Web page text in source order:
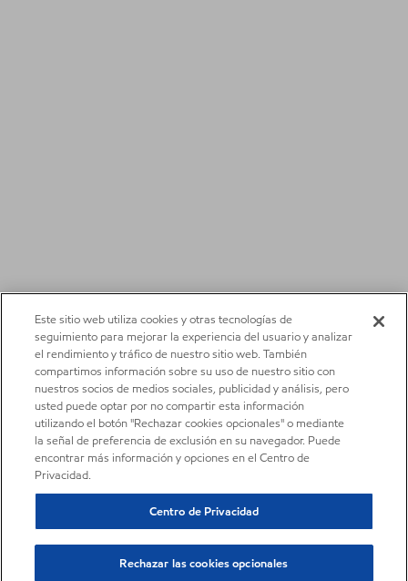
Este sitio web utiliza cookies y otras tecnologías de
seguimiento para mejorar la experiencia del usuario y analizar
el rendimiento y tráfico de nuestro sitio web. También
compartimos información sobre su uso de nuestro sitio con
nuestros socios de medios sociales, publicidad y análisis, pero
usted puede optar por no compartir esta información
utilizando el botón "Rechazar cookies opcionales" o mediante
la señal de preferencia de exclusión en su navegador. Puede
encontrar más información y opciones en el Centro de
Privacidad.
Centro de Privacidad
Rechazar las cookies opcionales